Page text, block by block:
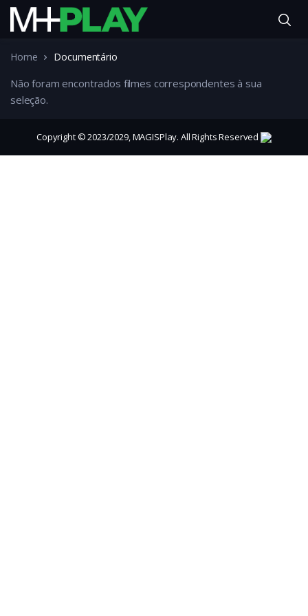
Home Documentário
Não foram encontrados filmes correspondentes à sua
seleção.
Copyright © 2023/2029, MAGISPlay. All Rights Reserved